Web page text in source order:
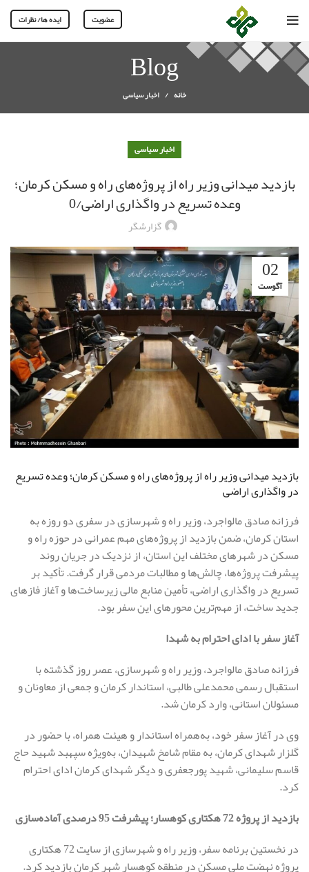
عضویت ایده ها/ نظرات
Blog
خانه اخبار سیاسی
اخبار سیاسی
بازدید میدانی وزیر راه از پروژه‌های راه و مسکن کرمان؛
وعده تسریع در واگذاری اراضی/0
گزارشگر
02
آگوست
بازدید میدانی وزیر راه از پروژه‌های راه و مسکن کرمان؛ وعده تسریع
در واگذاری اراضی
فرزانه صادق مالواجرد، وزیر راه و شهرسازی در سفری دو روزه به
استان کرمان، ضمن بازدید از پروژه‌های مهم عمرانی در حوزه راه و
مسکن در شهرهای مختلف این استان، از نزدیک در جریان روند
پیشرفت پروژه‌ها، چالش‌ها و مطالبات مردمی قرار گرفت. تأکید بر
تسریع در واگذاری اراضی، تأمین منابع مالی زیرساخت‌ها و آغاز فازهای
جدید ساخت، از مهم‌ترین محورهای این سفر بود.
آغاز سفر با ادای احترام به شهدا
فرزانه صادق مالواجرد، وزیر راه و شهرسازی، عصر روز گذشته با
استقبال رسمی محمدعلی طالبی، استاندار کرمان و جمعی از معاونان و
مسئولان استانی، وارد کرمان شد.
وی در آغاز سفر خود، به‌همراه استاندار و هیئت همراه، با حضور در
گلزار شهدای کرمان، به مقام شامخ شهیدان، به‌ویژه سپهبد شهید حاج
قاسم سلیمانی، شهید پورجعفری و دیگر شهدای کرمان ادای احترام
کرد.
بازدید از پروژه 72 هکتاری کوهسار؛ پیشرفت 95 درصدی آماده‌سازی
در نخستین برنامه سفر، وزیر راه و شهرسازی از سایت 72 هکتاری
پروژه نهضت ملی مسکن در منطقه کوهسار شهر کرمان بازدید کرد.